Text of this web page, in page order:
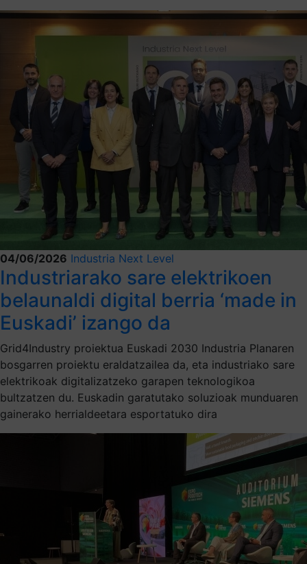
04/06/2026 Industria Next Level
Industriarako sare elektrikoen
belaunaldi digital berria ‘made in
Euskadi’ izango da
Grid4Industry proiektua Euskadi 2030 Industria Planaren
bosgarren proiektu eraldatzailea da, eta industriako sare
elektrikoak digitalizatzeko garapen teknologikoa
bultzatzen du. Euskadin garatutako soluzioak munduaren
gainerako herrialdeetara esportatuko dira